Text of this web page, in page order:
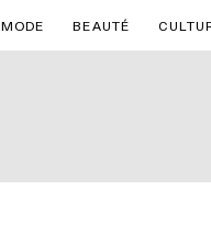
MODE BEAUTÉ